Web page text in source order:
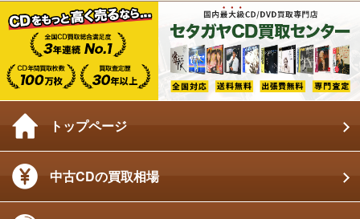
トップページ
中古CDの買取相場